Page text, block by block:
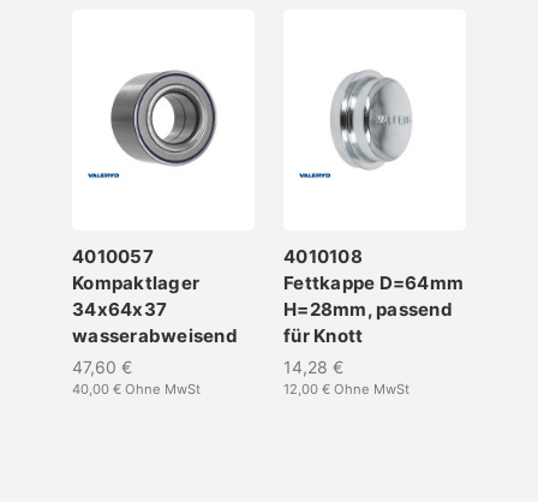
4010057
Kompaktlager
34x64x37
wasserabweisend
47,60 €
40,00 € Ohne MwSt
4010108
Fettkappe D=64mm
H=28mm, passend
für Knott
14,28 €
12,00 € Ohne MwSt